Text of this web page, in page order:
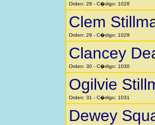
Orden: 28 - C�digo: 1028
Clem
Orden: 29 - C�digo: 1029
Clancey
Orden: 30 - C�digo: 1030
Ogilvie
Orden: 31 - C�digo: 1031
Dewey